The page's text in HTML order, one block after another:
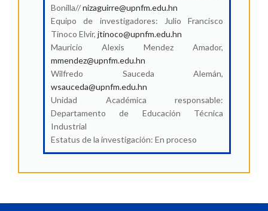
Bonilla//nizaguirre@upnfm.edu.hn
Equipo de investigadores: Julio Francisco
Tinoco Elvir, jtinoco@upnfm.edu.hn
Mauricio Alexis Mendez Amador,
mmendez@upnfm.edu.hn
Wilfredo Sauceda Alemán,
wsauceda@upnfm.edu.hn
Unidad Académica responsable:
Departamento de Educación Técnica
Industrial
Estatus de la investigación: En proceso